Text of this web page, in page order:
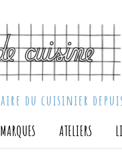
du cuisinier depuis
ATELIERS